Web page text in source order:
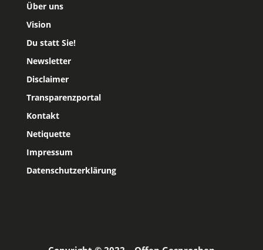
Über uns
Vision
Du statt Sie!
Newsletter
Disclaimer
Transparenzportal
Kontakt
Netiquette
Impressum
Datenschutzerklärung